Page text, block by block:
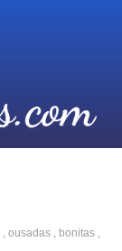
, ousadas , bonitas ,